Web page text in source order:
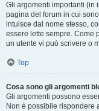
Gli argomenti importanti (in
pagina del forum in cui
intuisce dal nome stesso,
essere lette sempre. Come
un utente vi può scrivere o
Top
Cosa sono gli argomenti
Gli argomenti possono
Non è possibile rispondere